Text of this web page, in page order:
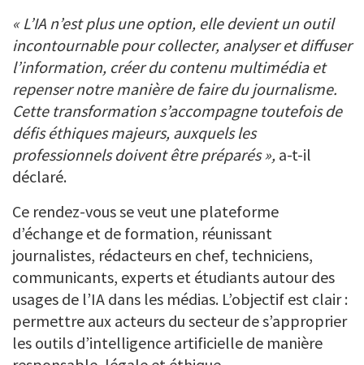
« L’IA n’est plus une option, elle devient un outil
incontournable pour collecter, analyser et diffuser
l’information, créer du contenu multimédia et
repenser notre manière de faire du journalisme.
Cette transformation s’accompagne toutefois de
défis éthiques majeurs, auxquels les
professionnels doivent être préparés », a-t-il
déclaré.
Ce rendez-vous se veut une plateforme
d’échange et de formation, réunissant
journalistes, rédacteurs en chef, techniciens,
communicants, experts et étudiants autour des
usages de l’IA dans les médias. L’objectif est clair :
permettre aux acteurs du secteur de s’approprier
les outils d’intelligence artificielle de manière